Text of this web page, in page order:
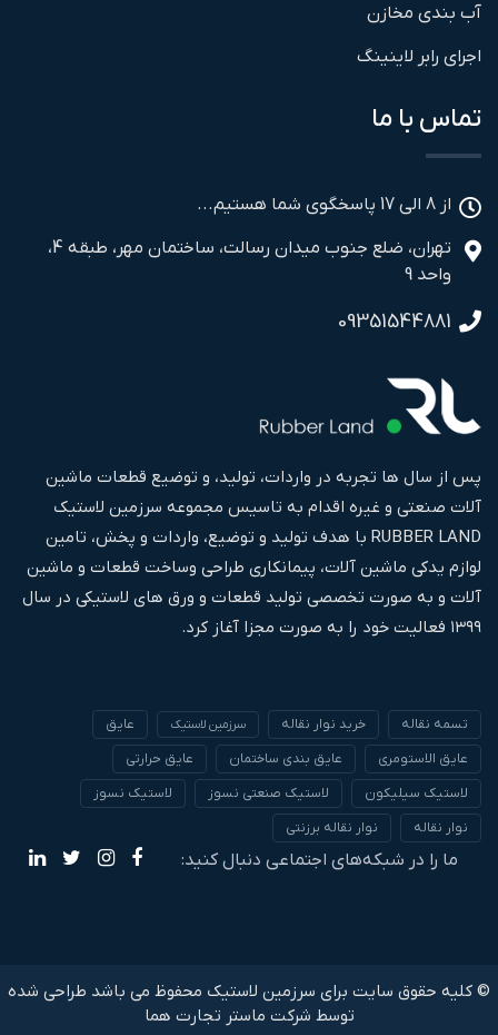
آب بندی مخازن
اجرای رابر لاینینگ
تماس با ما
از 8 الی 17 پاسخگوی شما هستیم...
تهران، ضلع جنوب میدان رسالت، ساختمان مهر، طبقه 4،
واحد 9
09351544881
پس از سال ها تجربه در واردات، تولید، و توضیع قطعات ماشین
آلات صنعتی و غیره اقدام به تاسیس مجموعه سرزمین لاستیک
RUBBER LAND با هدف تولید و توضیع، واردات و پخش، تامین
لوازم یدکی ماشین آلات، پیمانکاری طراحی وساخت قطعات و ماشین
آلات و به صورت تخصصی تولید قطعات و ورق های لاستیکی در سال
۱۳۹۹ فعالیت خود را به صورت مجزا آغاز کرد.
تسمه نقاله خرید نوار نقاله سرزمین لاستیک
عایق
عایق الاستومری
عایق بندی ساختمان
عایق حرارتی
لاستیک سیلیکون
لاستیک صنعتی نسوز
لاستیک نسوز
نوار نقاله
نوار نقاله برزنتی
ما را در شبکه‌های اجتماعی دنبال کنید:
© کلیه حقوق سایت برای سرزمین لاستیک محفوظ می باشد طراحی شده
توسط شرکت ماستر تجارت هما